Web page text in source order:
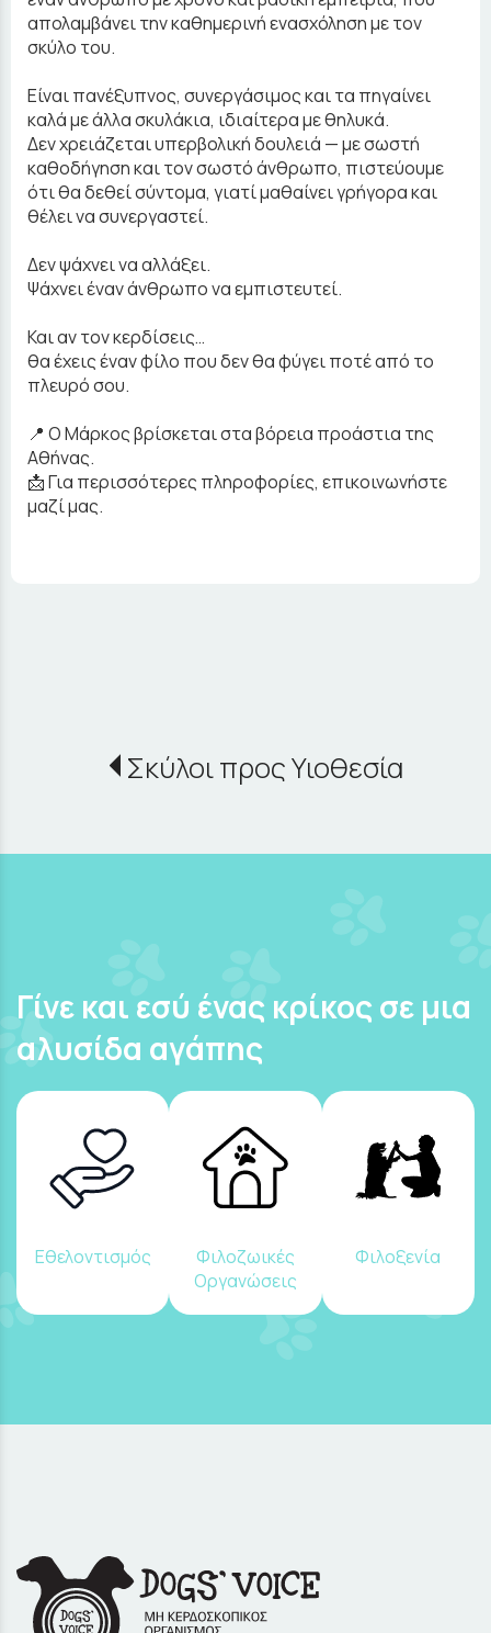
απολαμβάνει την καθημερινή ενασχόληση με τον
σκύλο του.
Είναι πανέξυπνος, συνεργάσιμος και τα πηγαίνει
καλά με άλλα σκυλάκια, ιδιαίτερα με θηλυκά.
Δεν χρειάζεται υπερβολική δουλειά — με σωστή
καθοδήγηση και τον σωστό άνθρωπο, πιστεύουμε
ότι θα δεθεί σύντομα, γιατί μαθαίνει γρήγορα και
θέλει να συνεργαστεί.
Δεν ψάχνει να αλλάξει.
Ψάχνει έναν άνθρωπο να εμπιστευτεί.
Και αν τον κερδίσεις…
θα έχεις έναν φίλο που δεν θα φύγει ποτέ από το
πλευρό σου.
📍 Ο Μάρκος βρίσκεται στα βόρεια προάστια της
Αθήνας.
📩 Για περισσότερες πληροφορίες, επικοινωνήστε
μαζί μας.
Σκύλοι προς Υιοθεσία
Γίνε και εσύ ένας κρίκος σε μια
αλυσίδα αγάπης
Εθελοντισμός
Φιλοζωικές
Οργανώσεις
Φιλοξενία